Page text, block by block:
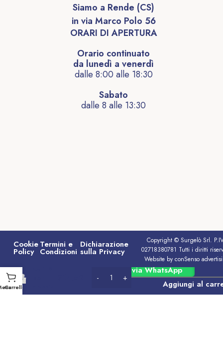
Siamo a Rende (CS)
in via Marco Polo 56
ORARI DI APERTURA
Orario continuato
da lunedì a venerdì
dalle 8:00 alle 18:30
Sabato
dalle 8 alle 13:30
Cookie
Policy
Termini e
Condizioni
Dichiarazione
sulla Privacy
Copyright © Surgelò Srl.
02718380781 Tutti i diritti
Website by conSenso
Aggiungi al
Ordina via WhatsApp
Carrello